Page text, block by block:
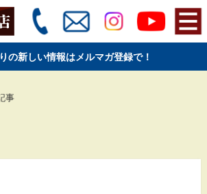
の新しい情報はメルマガ登録で！
事